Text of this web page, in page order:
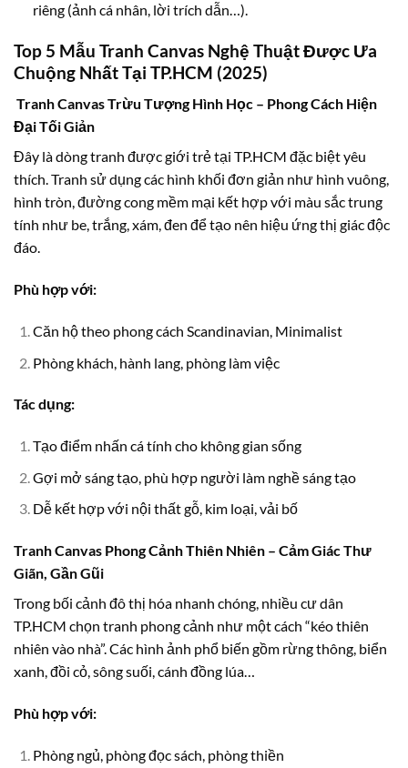
riêng (ảnh cá nhân, lời trích dẫn…).
Top 5 Mẫu Tranh Canvas Nghệ Thuật Được Ưa
Chuộng Nhất Tại TP.HCM (2025)
Tranh Canvas Trừu Tượng Hình Học – Phong Cách Hiện
Đại Tối Giản
Đây là dòng tranh được giới trẻ tại TP.HCM đặc biệt yêu
thích. Tranh sử dụng các hình khối đơn giản như hình vuông,
hình tròn, đường cong mềm mại kết hợp với màu sắc trung
tính như be, trắng, xám, đen để tạo nên hiệu ứng thị giác độc
đáo.
Phù hợp với:
Căn hộ theo phong cách Scandinavian, Minimalist
Phòng khách, hành lang, phòng làm việc
Tác dụng:
Tạo điểm nhấn cá tính cho không gian sống
Gợi mở sáng tạo, phù hợp người làm nghề sáng tạo
Dễ kết hợp với nội thất gỗ, kim loại, vải bố
Tranh Canvas Phong Cảnh Thiên Nhiên – Cảm Giác Thư
Giãn, Gần Gũi
Trong bối cảnh đô thị hóa nhanh chóng, nhiều cư dân
TP.HCM chọn tranh phong cảnh như một cách “kéo thiên
nhiên vào nhà”. Các hình ảnh phổ biến gồm rừng thông, biển
xanh, đồi cỏ, sông suối, cánh đồng lúa…
Phù hợp với:
Phòng ngủ, phòng đọc sách, phòng thiền